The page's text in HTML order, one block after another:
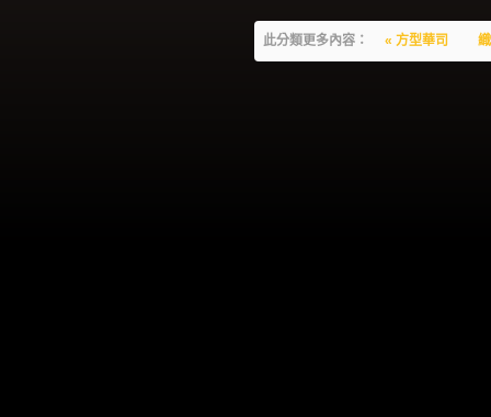
此分類更多內容： « 方型華司